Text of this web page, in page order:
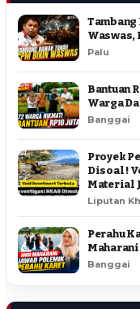
Tambang
Waswas,
Palu
Bantuan
Warga
Banggai
Proyek
Disoal !
Material
Liputan
Perahu
Banggai